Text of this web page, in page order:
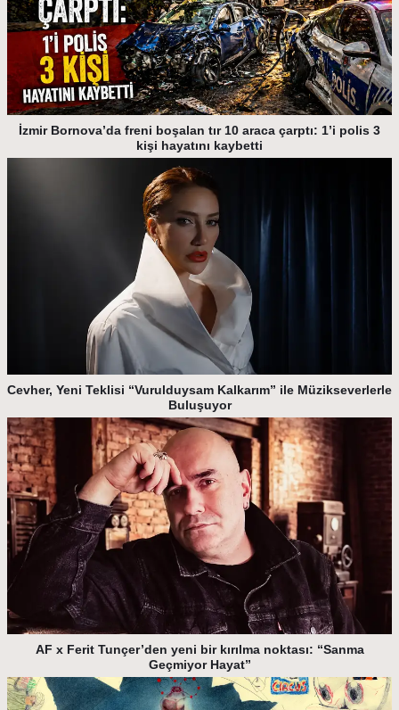
İzmir Bornova’da freni boşalan tır 10 araca çarptı: 1’i polis 3
kişi hayatını kaybetti
Cevher, Yeni Teklisi “Vurulduysam Kalkarım” ile Müzikseverlerle
Buluşuyor
AF x Ferit Tunçer’den yeni bir kırılma noktası: “Sanma
Geçmiyor Hayat”